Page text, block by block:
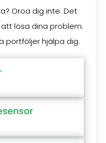
Oroa dig inte. Det
lösa dina problem.
portföljer hjälpa dig.